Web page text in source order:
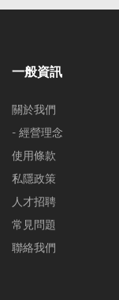
一般資訊
關於我們
- 經營理念
使用條款
私隱政策
人才招聘
常見問題
聯絡我們